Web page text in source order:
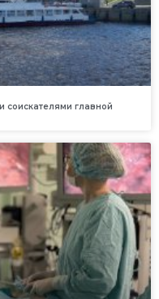
соискателями главной